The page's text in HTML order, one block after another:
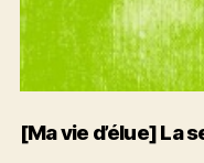
[Ma vie d’élue] La